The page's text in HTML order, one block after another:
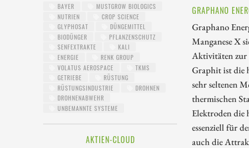
BAYER
MUSTGROW BIOLOGICS
NUTRIEN
CROP SCIENCE
GLYPHOSAT
DÜNGEMITTEL
BIODÜNGER
PFLANZENSCHUTZ
SENFEXTRAKTE
KALI
ENERGIE
RENK GROUP
VOLATUS AEROSPACE
TKMS
GETRIEBE
RÜSTUNG
RÜSTUNGSINDUSTRIE
DROHNEN
DROHNENABWEHR
UNBEMANNTE SYSTEME
AKTIEN-CLOUD
GRAPHANO
Graphano
Manganese X
Aktivitäten zur
Graphit ist die
sehr seltenen
thermischen
Elektroden die
essenziell für
auch die